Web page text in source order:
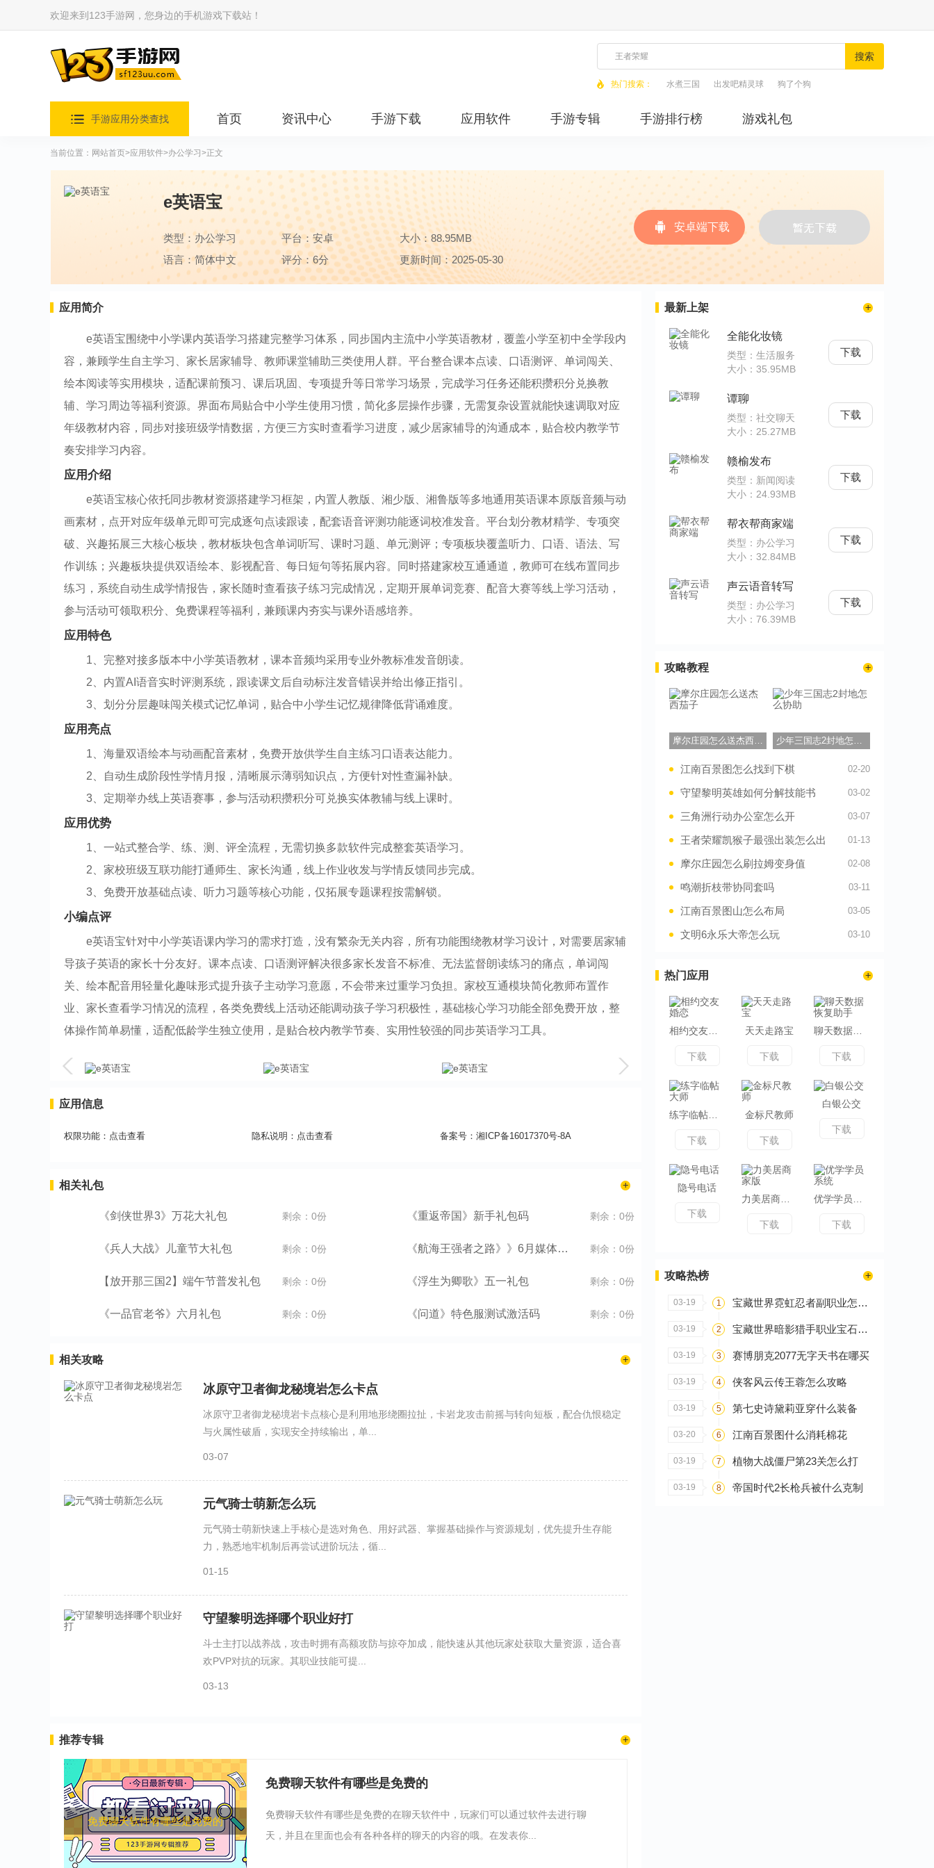
欢迎来到123手游网，您身边的手机游戏下载站！
搜索
热门搜索： 水煮三国 出发吧精灵球 狗了个狗
手游应用分类查找 首页 资讯中心 手游下载 应用软件 手游专辑 手游排行榜 游戏礼包
当前位置： 网站首页>应用软件>办公学习 >正文
e英语宝
类型：办公学习 平台：安卓
大小：88.95MB
语言：简体中文
评分：6分 更新时间：2025-05-30
安卓端下载
应用简介
e英语宝围绕中小学课内英语学习搭建完整学习体系，同步国内主流中小学英语教材，覆盖小学至初中全学段内
容，兼顾学生自主学习、家长居家辅导、教师课堂辅助三类使用人群。平台整合课本点读、口语测评、单词闯关、
绘本阅读等实用模块，适配课前预习、课后巩固、专项提升等日常学习场景，完成学习任务还能积攒积分兑换教
辅、学习周边等福利资源。界面布局贴合中小学生使用习惯，简化多层操作步骤，无需复杂设置就能快速调取对应
年级教材内容，同步对接班级学情数据，方便三方实时查看学习进度，减少居家辅导的沟通成本，贴合校内教学节
奏安排学习内容。
应用介绍
e英语宝核心依托同步教材资源搭建学习框架，内置人教版、湘少版、湘鲁版等多地通用英语课本原版音频与动
画素材，点开对应年级单元即可完成逐句点读跟读，配套语音评测功能逐词校准发音。平台划分教材精学、专项突
破、兴趣拓展三大核心板块，教材板块包含单词听写、课时习题、单元测评；专项板块覆盖听力、口语、语法、写
作训练；兴趣板块提供双语绘本、影视配音、每日短句等拓展内容。同时搭建家校互通通道，教师可在线布置同步
练习，系统自动生成学情报告，家长随时查看孩子练习完成情况，定期开展单词竞赛、配音大赛等线上学习活动，
参与活动可领取积分、免费课程等福利，兼顾课内夯实与课外语感培养。
应用特色
1、完整对接多版本中小学英语教材，课本音频均采用专业外教标准发音朗读。
2、内置AI语音实时评测系统，跟读课文后自动标注发音错误并给出修正指引。
3、划分分层趣味闯关模式记忆单词，贴合中小学生记忆规律降低背诵难度。
应用亮点
1、海量双语绘本与动画配音素材，免费开放供学生自主练习口语表达能力。
2、自动生成阶段性学情月报，清晰展示薄弱知识点，方便针对性查漏补缺。
3、定期举办线上英语赛事，参与活动积攒积分可兑换实体教辅与线上课时。
应用优势
1、一站式整合学、练、测、评全流程，无需切换多款软件完成整套英语学习。
2、家校班级互联功能打通师生、家长沟通，线上作业收发与学情反馈同步完成。
3、免费开放基础点读、听力习题等核心功能，仅拓展专题课程按需解锁。
小编点评
e英语宝针对中小学英语课内学习的需求打造，没有繁杂无关内容，所有功能围绕教材学习设计，对需要居家辅
导孩子英语的家长十分友好。课本点读、口语测评解决很多家长发音不标准、无法监督朗读练习的痛点，单词闯
关、绘本配音用轻量化趣味形式提升孩子主动学习意愿，不会带来过重学习负担。家校互通模块简化教师布置作
业、家长查看学习情况的流程，各类免费线上活动还能调动孩子学习积极性，基础核心学习功能全部免费开放，整
体操作简单易懂，适配低龄学生独立使用，是贴合校内教学节奏、实用性较强的同步英语学习工具。
应用信息
权限功能： 点击查看 隐私说明： 点击查看 备案号： 湘ICP备16017370号-8A
相关礼包
《剑侠世界3》万花大礼包 剩余：0份 《重返帝国》新手礼包码 剩余：0份
《兵人大战》儿童节大礼包 剩余：0份 《航海王强者之路》》6月媒体礼包 剩余：0份
【放开那三国2】端午节普发礼包 剩余：0份 《浮生为卿歌》五一礼包 剩余：0份
《一品官老爷》六月礼包 剩余：0份 《问道》特色服测试激活码 剩余：0份
相关攻略
冰原守卫者御龙秘境岩怎么卡点
冰原守卫者御龙秘境岩卡点核心是利用地形绕圈拉扯，卡岩龙攻击前摇与转向短板，配合仇恨稳定
与火属性破盾，实现安全持续输出，单...
03-07
元气骑士萌新怎么玩
元气骑士萌新快速上手核心是选对角色、用好武器、掌握基础操作与资源规划，优先提升生存能
力，熟悉地牢机制后再尝试进阶玩法，循...
01-15
守望黎明选择哪个职业好打
斗士主打以战养战，攻击时拥有高额攻防与掠夺加成，能快速从其他玩家处获取大量资源，适合喜
欢PVP对抗的玩家。其职业技能可提...
03-13
推荐专辑
免费聊天软件有哪些是免费的
免费聊天软件有哪些是免费的
免费聊天软件有哪些是免费的在聊天软件中，玩家们可以通过软件去进行聊
天，并且在里面也会有各种各样的聊天的内容的哦。在发表你...
最新上架
全能化妆镜
类型：生活服务
大小：35.95MB
下载
谭聊
类型：社交聊天
大小：25.27MB
下载
赣榆发布
类型：新闻阅读
大小：24.93MB
下载
帮衣帮商家端
类型：办公学习
大小：32.84MB
下载
声云语音转写
类型：办公学习
大小：76.39MB
下载
攻略教程
摩尔庄园怎么送杰西茄子 少年三国志2封地怎么协助
江南百景图怎么找到下棋 02-20
守望黎明英雄如何分解技能书 03-02
三角洲行动办公室怎么开 03-07
王者荣耀凯猴子最强出装怎么出 01-13
摩尔庄园怎么刷拉姆变身值 02-08
鸣潮折枝带协同套吗 03-11
江南百景图山怎么布局 03-05
文明6永乐大帝怎么玩 03-10
热门应用
下载
天天走路宝
下载 下载
下载
金标尺教师
下载
白银公交
下载
隐号电话
下载
下载 下载
攻略热榜
03-19 1 宝藏世界霓虹忍者副职业怎么选
03-19 2 宝藏世界暗影猎手职业宝石怎么搭配
03-19 3 赛博朋克2077无字天书在哪买
03-19 4 侠客风云传王蓉怎么攻略
03-19 5 第七史诗黛莉亚穿什么装备
03-20 6 江南百景图什么消耗棉花
03-19 7 植物大战僵尸第23关怎么打
03-19 8 帝国时代2长枪兵被什么克制